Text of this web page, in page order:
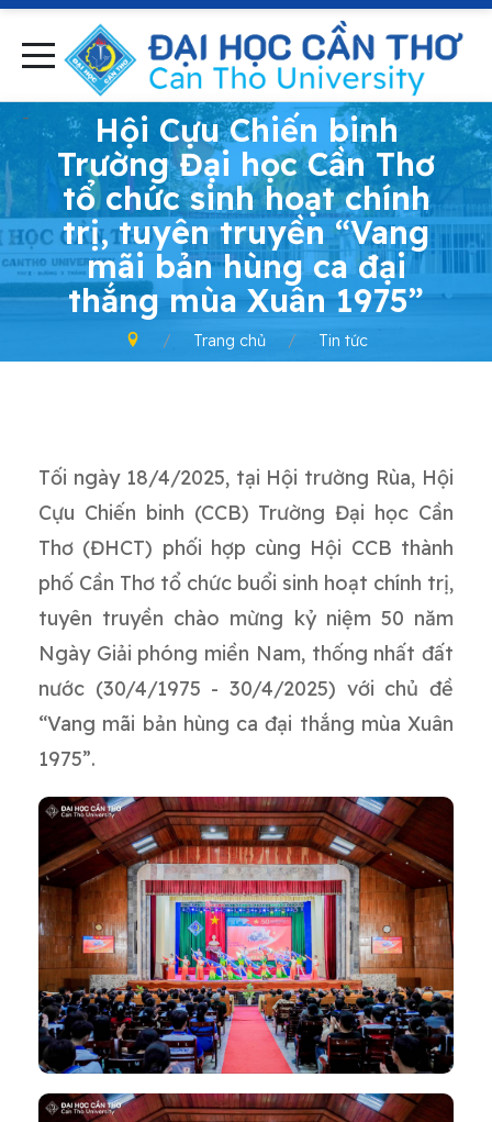
-
Hội Cựu Chiến binh
Trường Đại học Cần Thơ
tổ chức sinh hoạt chính
trị, tuyên truyền “Vang
mãi bản hùng ca đại
thắng mùa Xuân 1975”
Trang chủ Tin tức
Tối ngày 18/4/2025, tại Hội trường Rùa, Hội
Cựu Chiến binh (CCB) Trường Đại học Cần
Thơ (ĐHCT) phối hợp cùng Hội CCB thành
phố Cần Thơ tổ chức buổi sinh hoạt chính trị,
tuyên truyền chào mừng kỷ niệm 50 năm
Ngày Giải phóng miền Nam, thống nhất đất
nước (30/4/1975 - 30/4/2025) với chủ đề
“Vang mãi bản hùng ca đại thắng mùa Xuân
1975”.